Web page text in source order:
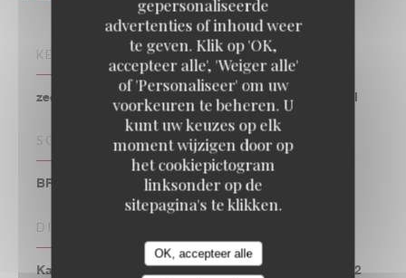
gepersonaliseerde
advertenties of inhoud weer
te geven. Klik op 'OK,
accepteer alle', 'Weiger alle'
of 'Personaliseer' om uw
voorkeuren te beheren. U
kunt uw keuzes op elk
moment wijzigen door op
het cookiepictogram
linksonder op de
sitepagina's te klikken.
OK, accepteer alle
KEUKEN
zeevruchten, Traditioneel Frans, Familie, traditioneel
SOORT BEDRIJF
BRASSERIE – FRUITS DE MER A EMPORTER
DIENSTEN
Kamer met airconditioning, Geblokkeerde toegang, 2